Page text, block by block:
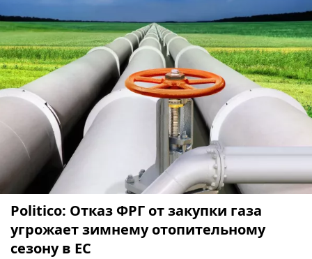
Politico: Отказ ФРГ от закупки газа
угрожает зимнему отопительному
сезону в ЕС